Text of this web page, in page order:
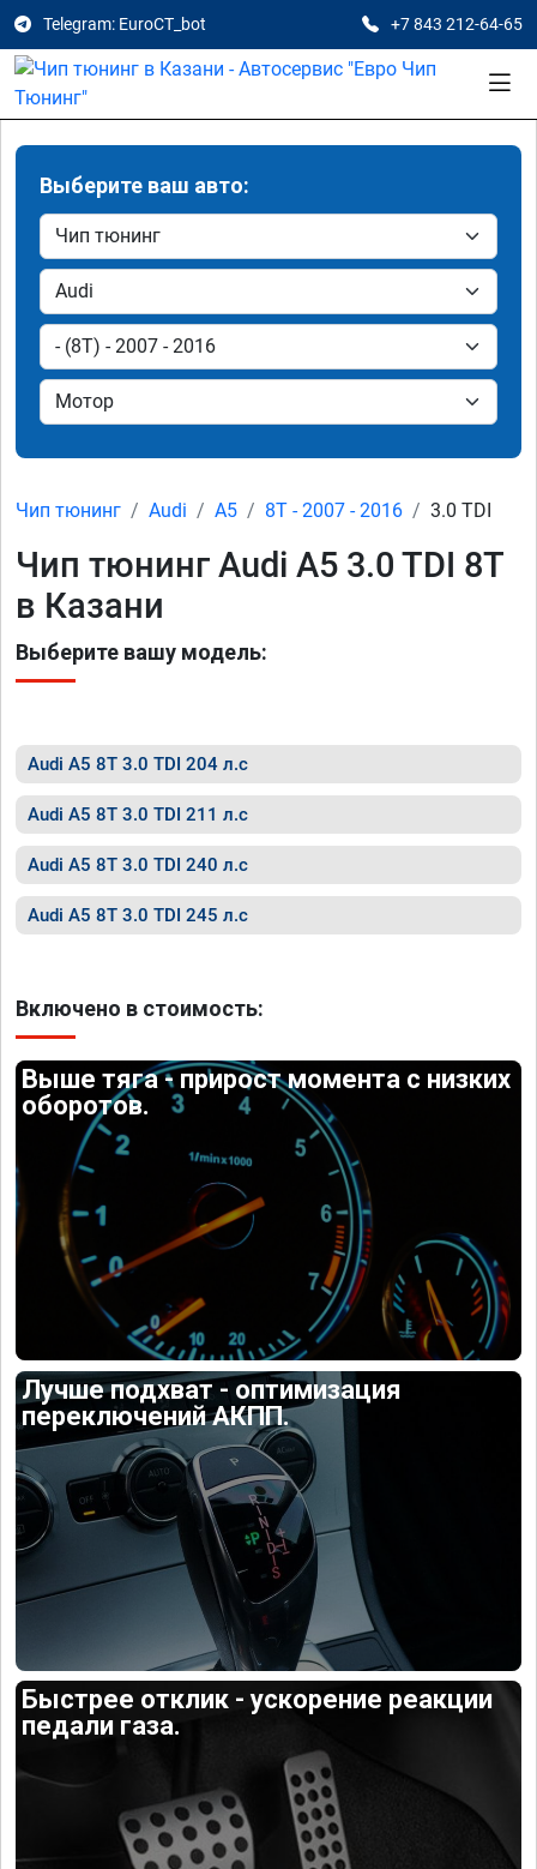
Telegram: EuroCT_bot +7 843 212-64-65
Выберите ваш авто:
Чип тюнинг Audi A5 8T - 2007 - 2016 3.0 TDI
Чип тюнинг Audi A5 3.0 TDI 8T
в Казани
Выберите вашу модель:
Audi A5 8T 3.0 TDI 204 л.с
Audi A5 8T 3.0 TDI 211 л.с
Audi A5 8T 3.0 TDI 240 л.с
Audi A5 8T 3.0 TDI 245 л.с
Включено в стоимость:
Выше тяга - прирост момента с низких
оборотов.
Лучше подхват - оптимизация
переключений АКПП.
Быстрее отклик - ускорение реакции
педали газа.